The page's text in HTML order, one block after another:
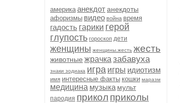
америка анекдотанекдоты
афоризмы видео война время
гадость гарики герой
глупость гороскоп дети
женщины женщины.жесть жесть
животные жрачка забавуха
знаки зодиака игра игры идиотизм
имя интересные факты кошки маразм
медицина музыка мульт
пародия прикол приколы